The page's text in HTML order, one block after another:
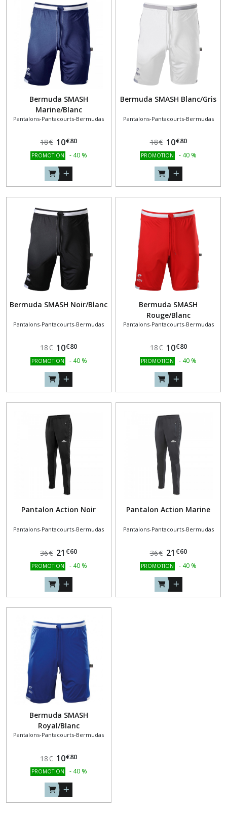
Bermuda SMASH
Marine/Blanc
Pantalons-Pantacourts-Bermudas
18€ 10€80
PROMOTION - 40 %
Bermuda SMASH Blanc/Gris
Pantalons-Pantacourts-Bermudas
18€ 10€80
PROMOTION - 40 %
Bermuda SMASH Noir/Blanc
Pantalons-Pantacourts-Bermudas
18€ 10€80
PROMOTION - 40 %
Bermuda SMASH
Rouge/Blanc
Pantalons-Pantacourts-Bermudas
18€ 10€80
PROMOTION - 40 %
Pantalon Action Noir
Pantalons-Pantacourts-Bermudas
36€ 21 €60
PROMOTION - 40 %
Pantalon Action Marine
Pantalons-Pantacourts-Bermudas
36€ 21 €60
PROMOTION - 40 %
Bermuda SMASH
Royal/Blanc
Pantalons-Pantacourts-Bermudas
18€ 10€80
PROMOTION - 40 %
SWEAT
COL
ZIPPÉ
(9)
SURVÊTEMENT
(9)
SHIRTS
résultats